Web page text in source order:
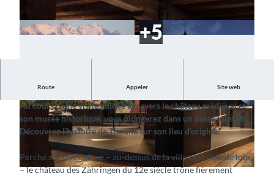
© Interlaken Tourismus, Schloss Thun
© Interlaken Tourismus, Schloss Thun © Interlaken Tourismus, Schloss Thun
Route Appeler Site web
Découvrez les histoires du château de Thoune
Au cours d’une visite guidée à travers le château médiéval et
son musée historique, vous plongerez dans un passé lointain.
Découvrez l’histoire de Thoune sur son lieu d’origine!
Perché sur une colline – au-dessus de la ville et visible de loin
– le château des Zähringen du 12e siècle trône fièrement